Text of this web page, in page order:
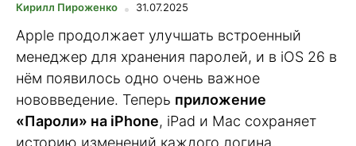
Кирилл Пироженко 31.07.2025
Apple продолжает улучшать встроенный
менеджер для хранения паролей, и в iOS 26 в
нём появилось одно очень важное
нововведение. Теперь приложение
«Пароли» на iPhone, iPad и Mac сохраняет
историю изменений каждого логина,